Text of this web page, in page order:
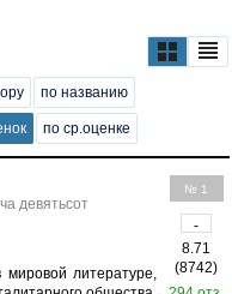
по названию
по ср.оценке
девятьсот
литературе,
№ 1
-
8.71
(8742)